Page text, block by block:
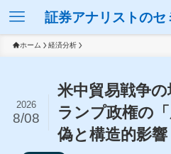
証券アナリストのセ
ホーム 経済分析
米中貿易戦争
ランプ政権の
偽と構造的影響
2026
8/08